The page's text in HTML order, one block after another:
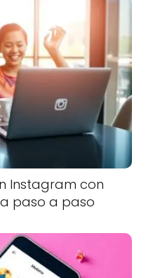
Instagram con
paso a paso